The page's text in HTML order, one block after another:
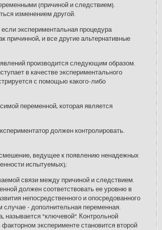
(причиной и следствием).
изменением другой.
экспериментальная процедура
причинной, и все другие альтернативные
производится следующим образом.
в качестве экспериментального
с помощью какого-либо
переменной, которая является
должен контролировать.
ведущее к появлению ненадежных
испытуемых);
связи между причиной и следствием.
должен соответствовать ее уровню в
непосредственного и опосредованного
случае - дополнительная переменная.
называется "ключевой". Контрольной
эксперименте становится второй